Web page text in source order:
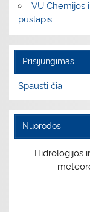
VU Chemijos
puslapis
Prisijungimas
Spausti čia
Nuorodos
Hidrologijos